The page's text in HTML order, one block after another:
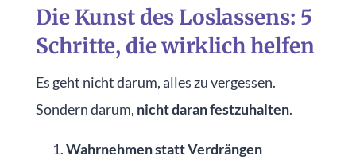
Die Kunst des Loslassens: 5
Schritte, die wirklich helfen
Es geht nicht darum, alles zu vergessen.
Sondern darum, nicht daran festzuhalten.
Wahrnehmen statt Verdrängen